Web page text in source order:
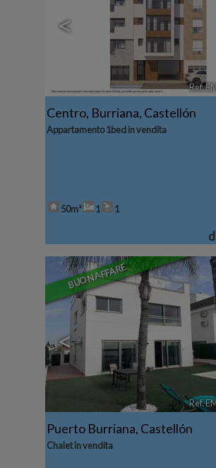
<
Ref.
Centro, Burriana, Castellón
Appartamento 1bed in vendita
50m² 1 1
BUON AFFARE
<
Ref.
Puerto Burriana, Castellón
Chalet in vendita